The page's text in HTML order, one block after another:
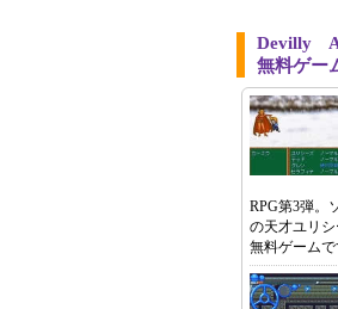
Devilly
無料ゲー
RPG第3弾。
の天才ユリ
無料ゲーム